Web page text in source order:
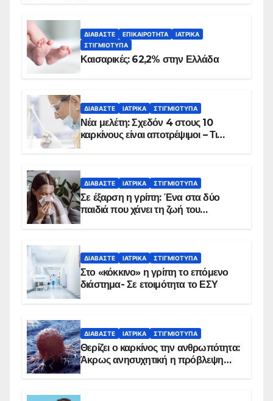
ΔΙΑΒΆΣΤΕ ΕΠΙΚΑΙΡΌΤΗΤΑ
ΙΑΤΡΙΚΆ
ΣΤΙΓΜΙΌΤΥΠΑ
Καισαρικές: 62,2% στην Ελλάδα
ΔΙΑΒΆΣΤΕ ΙΑΤΡΙΚΆ ΣΤΙΓΜΙΌΤΥΠΑ
Νέα μελέτη: Σχεδόν 4 στους 10
καρκίνους είναι αποτρέψιμοι – Τι
ΔΙΑΒΆΣΤΕ ΙΑΤΡΙΚΆ ΣΤΙΓΜΙΌΤΥΠΑ
Σε έξαρση η γρίπη: Ένα στα δύο
παιδιά που χάνει τη ζωή του
ΔΙΑΒΆΣΤΕ ΙΑΤΡΙΚΆ ΣΤΙΓΜΙΌΤΥΠΑ
Στο «κόκκινο» η γρίπη το επόμενο
διάστημα- Σε ετοιμότητα το ΕΣΥ
ΔΙΑΒΆΣΤΕ ΙΑΤΡΙΚΆ ΣΤΙΓΜΙΌΤΥΠΑ
Θερίζει ο καρκίνος την ανθρωπότητα:
Άκρως ανησυχητική η πρόβλεψη…